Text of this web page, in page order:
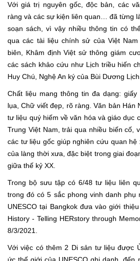
Với giá trị nguyên gốc, độc bản, các
ràng và các sự kiện liên quan… đã từng
soạn sách, vì vậy nhiều thông tin có
qua các tài liệu chính sử của Việt
biên, Khâm định Việt sử thông giám
các sách khảo cứu như Lịch triều hiến
Huy Chú, Nghệ An ký của Bùi Dương
Chất liệu mang thông tin đa dạng:
lụa, Chữ viết đẹp, rõ ràng. Văn bản Hán
tư liệu quý hiếm về văn hóa và giáo dục
Trung Việt Nam, trải qua nhiều biến cố,
các tư liệu gốc giúp nghiên cứu quan hệ
của làng thời xưa, đặc biệt trong giai
giữa thế kỷ XX.
Trong bộ sưu tập có 6/48 tư liệu liên
trong đó có 5 sắc phong vinh danh phụ
UNESCO tại Bangkok đưa vào giới
History - Telling HERstory through
8/3/2021.
Với việc có thêm 2 Di sản tư liệu được